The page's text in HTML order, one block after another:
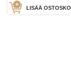
LISÄÄ